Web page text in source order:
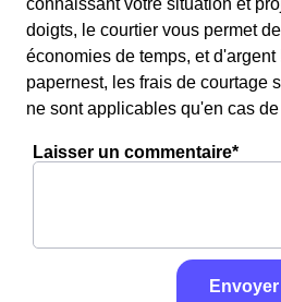
connaissant votre situation et
doigts, le courtier vous permet
économies de temps, et
papernest, les frais de courtage
ne sont applicables qu'en cas
Laisser un commentaire*
Envoyer